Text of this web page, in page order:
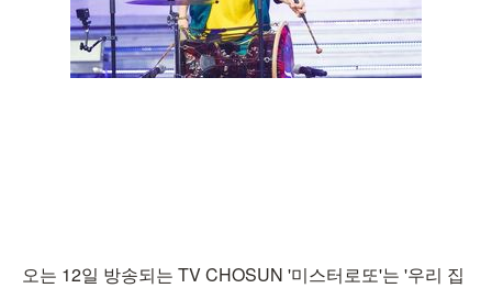
오는 12일 방송되는 TV CHOSUN '미스터로또'는 '우리 집